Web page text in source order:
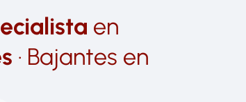
en
· Bajantes en